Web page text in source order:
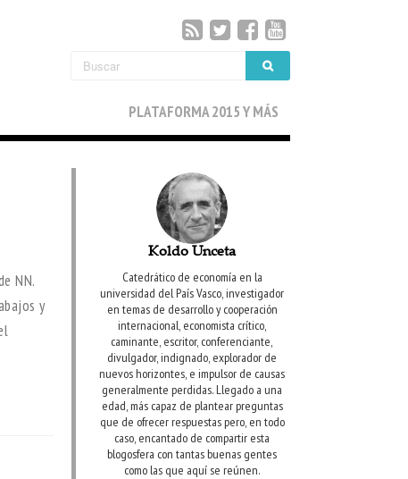
PLATAFORMA 2015 Y MÁS
NN.
y
Koldo Unceta
Catedrático de economía en la
universidad del País Vasco, investigador
en temas de desarrollo y cooperación
internacional, economista crítico,
caminante, escritor, conferenciante,
divulgador, indignado, explorador de
nuevos horizontes, e impulsor de causas
generalmente perdidas. Llegado a una
edad, más capaz de plantear preguntas
que de ofrecer respuestas pero, en todo
caso, encantado de compartir esta
blogosfera con tantas buenas gentes
como las que aquí se reúnen.